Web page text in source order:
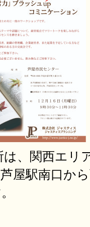
は、関西エリ
芦屋駅南口か